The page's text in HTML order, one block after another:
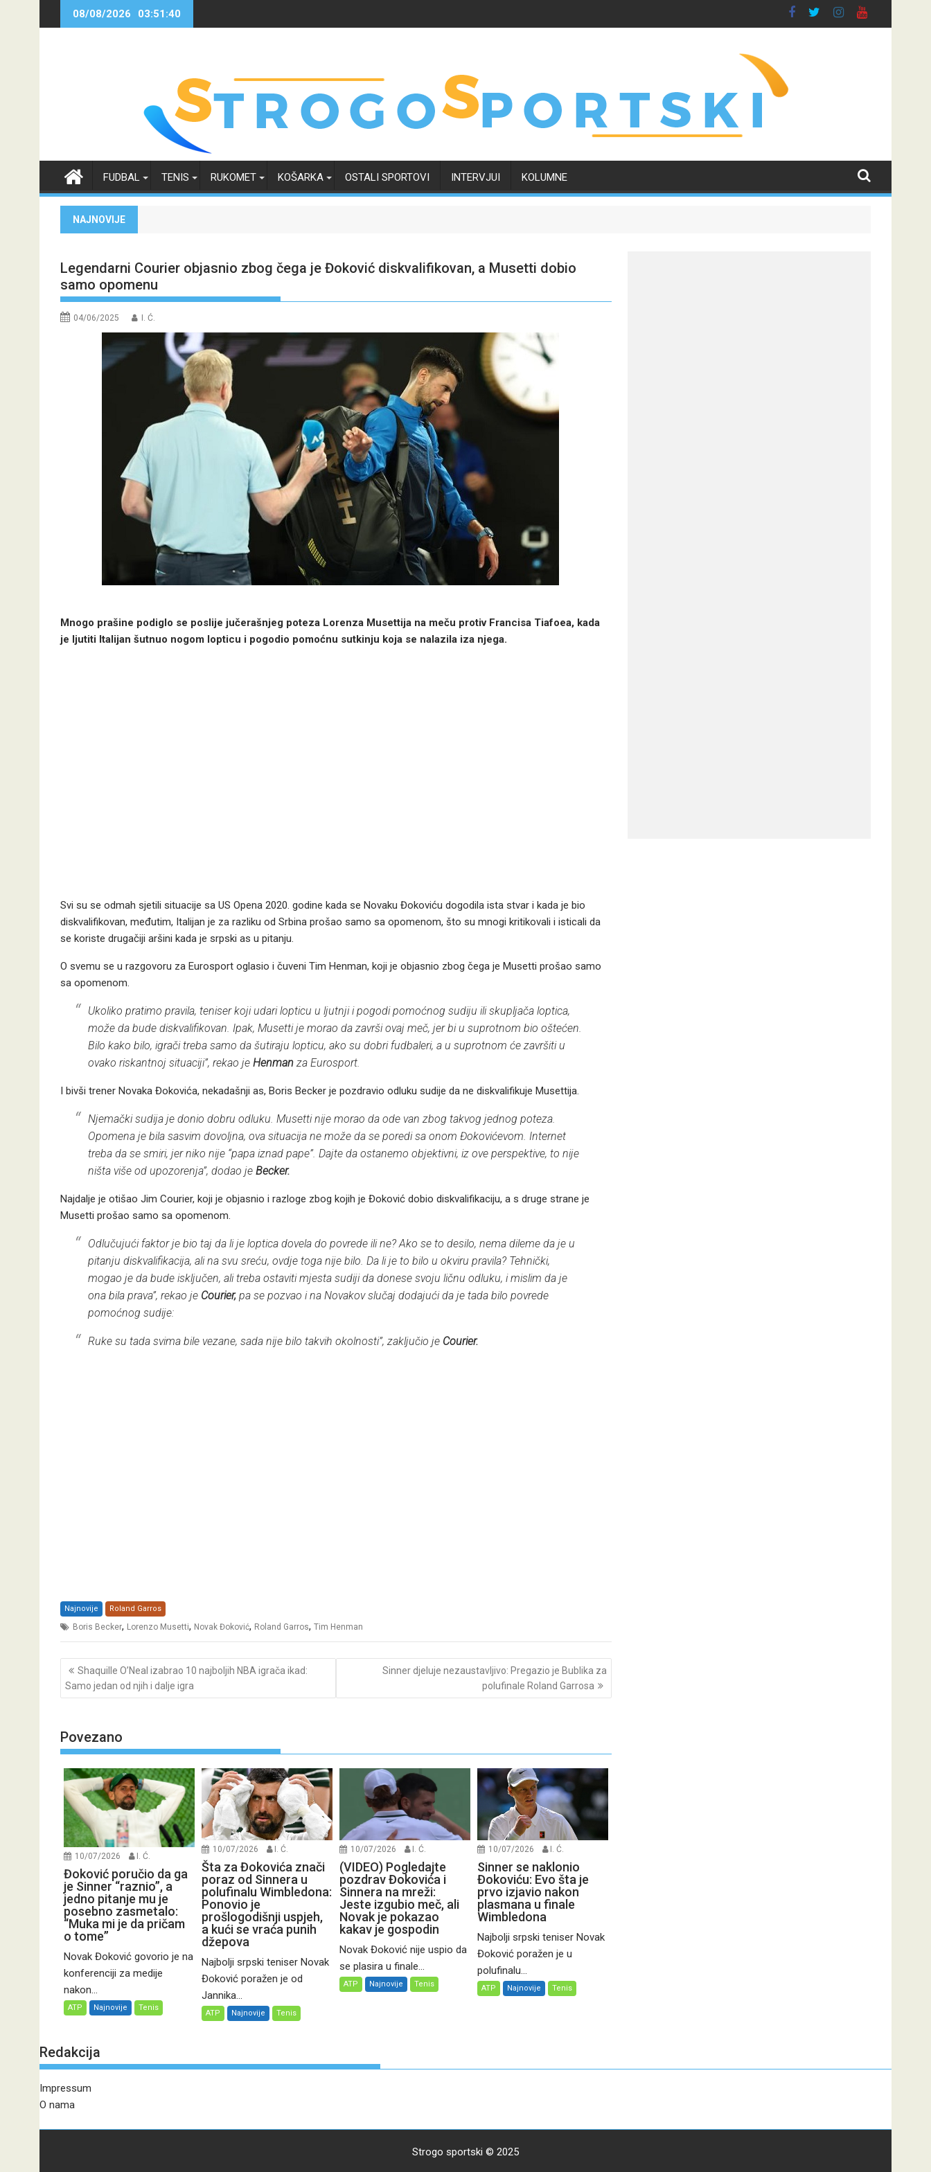
08/08/2026 03:51:40
FUDBAL TENIS RUKOMET KOŠARKA OSTALI SPORTOVI INTERVJUI KOLUMNE
NAJNOVIJE
Legendarni Courier objasnio zbog čega je Đoković diskvalifikovan, a Musetti dobio
samo opomenu
04/06/2025 I. Ć.
Mnogo prašine podiglo se poslije jučerašnjeg poteza Lorenza Musettija na meču protiv Francisa Tiafoea, kada
je ljutiti Italijan šutnuo nogom lopticu i pogodio pomoćnu sutkinju koja se nalazila iza njega.
Svi su se odmah sjetili situacije sa US Opena 2020. godine kada se Novaku Đokoviću dogodila ista stvar i kada je bio
diskvalifikovan, međutim, Italijan je za razliku od Srbina prošao samo sa opomenom, što su mnogi kritikovali i isticali da
se koriste drugačiji aršini kada je srpski as u pitanju.
O svemu se u razgovoru za Eurosport oglasio i čuveni Tim Henman, koji je objasnio zbog čega je Musetti prošao samo
sa opomenom.
Ukoliko pratimo pravila, teniser koji udari lopticu u ljutnji i pogodi pomoćnog sudiju ili skupljača loptica,
može da bude diskvalifikovan. Ipak, Musetti je morao da završi ovaj meč, jer bi u suprotnom bio oštećen.
Bilo kako bilo, igrači treba samo da šutiraju lopticu, ako su dobri fudbaleri, a u suprotnom će završiti u
ovako riskantnoj situaciji”, rekao je Henman za Eurosport.
I bivši trener Novaka Đokovića, nekadašnji as, Boris Becker je pozdravio odluku sudije da ne diskvalifikuje Musettija.
Njemački sudija je donio dobru odluku. Musetti nije morao da ode van zbog takvog jednog poteza.
Opomena je bila sasvim dovoljna, ova situacija ne može da se poredi sa onom Đokovićevom. Internet
treba da se smiri, jer niko nije “papa iznad pape”. Dajte da ostanemo objektivni, iz ove perspektive, to nije
ništa više od upozorenja”, dodao je Becker.
Najdalje je otišao Jim Courier, koji je objasnio i razloge zbog kojih je Đoković dobio diskvalifikaciju, a s druge strane je
Musetti prošao samo sa opomenom.
Odlučujući faktor je bio taj da li je loptica dovela do povrede ili ne? Ako se to desilo, nema dileme da je u
pitanju diskvalifikacija, ali na svu sreću, ovdje toga nije bilo. Da li je to bilo u okviru pravila? Tehnički,
mogao je da bude isključen, ali treba ostaviti mjesta sudiji da donese svoju ličnu odluku, i mislim da je
ona bila prava”, rekao je Courier, pa se pozvao i na Novakov slučaj dodajući da je tada bilo povrede
pomoćnog sudije:
Ruke su tada svima bile vezane, sada nije bilo takvih okolnosti”, zaključio je Courier.
Najnovije Roland Garros
Boris Becker, Lorenzo Musetti, Novak Đoković, Roland Garros, Tim Henman
Post
navigation
Shaquille O’Neal izabrao 10 najboljih NBA igrača ikad:
Samo jedan od njih i dalje igra
Sinner djeluje nezaustavljivo: Pregazio je Bublika za
polufinale Roland Garrosa
Povezano
10/07/2026 I. Ć.
Đoković poručio da ga
je Sinner “raznio”, a
jedno pitanje mu je
posebno zasmetalo:
“Muka mi je da pričam
o tome”
Novak Đoković govorio je na
konferenciji za medije
nakon...
ATP Najnovije Tenis
10/07/2026 I. Ć.
Šta za Đokovića znači
poraz od Sinnera u
polufinalu Wimbledona:
Ponovio je
prošlogodišnji uspjeh,
a kući se vraća punih
džepova
Najbolji srpski teniser Novak
Đoković poražen je od
Jannika...
ATP Najnovije Tenis
10/07/2026 I. Ć.
(VIDEO) Pogledajte
pozdrav Đokovića i
Sinnera na mreži:
Jeste izgubio meč, ali
Novak je pokazao
kakav je gospodin
Novak Đoković nije uspio da
se plasira u finale...
ATP Najnovije Tenis
10/07/2026 I. Ć.
Sinner se naklonio
Đokoviću: Evo šta je
prvo izjavio nakon
plasmana u finale
Wimbledona
Najbolji srpski teniser Novak
Đoković poražen je u
polufinalu...
ATP Najnovije Tenis
Redakcija
Impressum
O nama
Strogo sportski © 2025